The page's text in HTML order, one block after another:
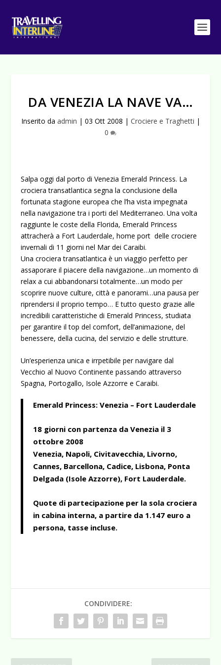
DA VENEZIA LA NAVE VA…
Inserito da admin | 03 Ott 2008 | Crociere e Traghetti |
0
Salpa oggi dal porto di Venezia Emerald Princess. La
crociera transatlantica segna la conclusione della
fortunata stagione europea che l’ha vista impegnata
nella navigazione tra i porti del Mediterraneo. Una volta
raggiunte le coste della Florida, Emerald Princess
attracherà a Fort Lauderdale, home port delle crociere
invernali di 11 giorni nel Mar dei Caraibi.
Una crociera transatlantica è un viaggio perfetto per
assaporare il piacere della navigazione…un momento di
relax a cui abbandonarsi totalmente…un modo per
scoprire nuove culture, città e panorami…una pausa per
riprendersi il proprio tempo… E tutto questo grazie alle
incredibili caratteristiche di Emerald Princess, studiata
per garantire il top del comfort, dell’animazione, del
benessere, della cucina, del servizio e delle strutture.
Un’esperienza unica e irrpetibile per navigare dal
Vecchio al Nuovo Continente passando attraverso
Spagna, Portogallo, Isole Azzorre e Caraibi.
Emerald Princess: Venezia – Fort Lauderdale
18 giorni con partenza da Venezia il 3
ottobre 2008
Venezia, Napoli, Civitavecchia, Livorno,
Cannes, Barcellona, Cadice, Lisbona, Ponta
Delgada (Isole Azzorre), Fort Lauderdale.
Quote di partecipazione per la sola crociera
in cabina interna, a partire da 1.147 euro a
persona, tasse incluse.
CONDIVIDERE: